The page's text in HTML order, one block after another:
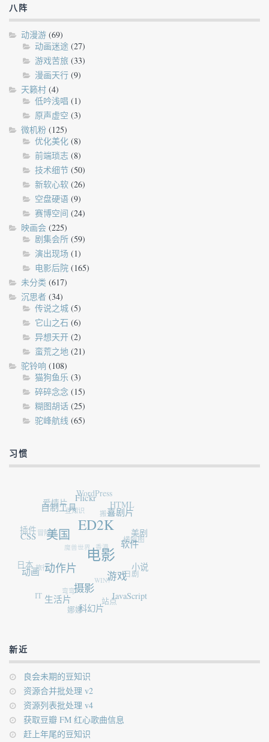
八阵
动漫游 (69)
动画迷途 (27)
游戏苦旅 (33)
漫画天行 (9)
天籁村 (4)
低吟浅唱 (1)
原声虚空 (3)
微机粉 (125)
优化美化 (8)
前端琐志 (8)
技术细节 (50)
新软心软 (26)
空盘硬语 (9)
赛博空间 (24)
映画会 (225)
剧集会所 (59)
演出现场 (1)
电影后院 (165)
未分类 (617)
沉思者 (34)
传说之城 (5)
它山之石 (6)
异想天开 (2)
蛮荒之地 (21)
驼铃响 (108)
猫狗鱼乐 (3)
碎碎念念 (15)
糊图胡话 (25)
驼峰航线 (65)
习惯
电影
ED2K
美国
动作片
摄影
游戏
软件
喜剧片
Flickr
自制工具
CSS
动画
生活片
科幻片
JavaScript
小说
美剧
HTML
WordPress
爱情片
插件
日本
IT
娜娜
站点
日剧
横幅图
搬运
豆知识
弯弯
WIN7
香港
魔兽世界
新近
良会未期的豆知识
资源合并批处理 v2
资源列表批处理 v4
获取豆瓣 FM 红心歌曲信息
赶上年尾的豆知识